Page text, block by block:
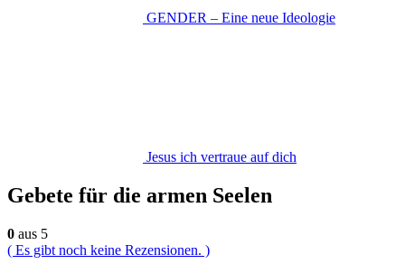
GENDER – Eine neue Ideologie
Jesus ich vertraue auf dich
Gebete für die armen Seelen
0 aus 5
( Es gibt noch keine Rezensionen. )